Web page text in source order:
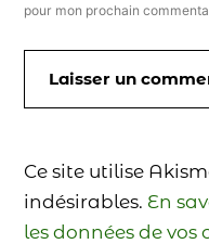
pour mon prochain
Ce site utilise
indésirables. En
les données de